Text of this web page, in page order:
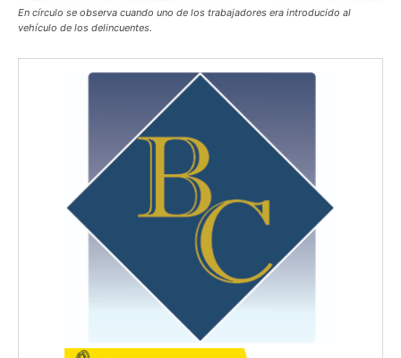
En círculo se observa cuando uno de los trabajadores era introducido al
vehículo de los delincuentes.